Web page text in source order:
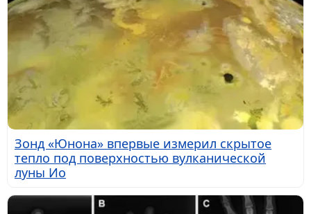
Зонд «Юнона» впервые измерил скрытое
тепло под поверхностью вулканической
луны Ио